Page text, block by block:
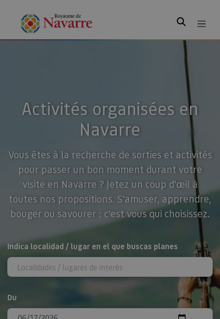
Rechercher
Activités organisées en
Navarre
Vous êtes à la recherche de sorties et activités
pour passer un bon moment durant votre
visite en Navarre ? Jetez un coup d'œil à
toutes nos propositions. S'amuser, apprendre,
bouger ou savourer : c'est vous qui choisissez.
Rechercher
Indica localidad / lugar en el que buscas planes
Du